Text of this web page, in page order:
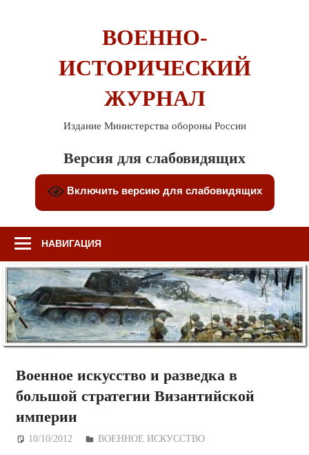
ВОЕННО-
ИСТОРИЧЕСКИЙ
ЖУРНАЛ
Издание Министерства обороны России
Версия для слабовидящих
Включить версию для слабовидящих
НАВИГАЦИЯ
Военное искусство и разведка в
большой стратегии Византийской
империи
10/10/2012 Дежурный по Редакции
ВОЕННОЕ ИСКУССТВО